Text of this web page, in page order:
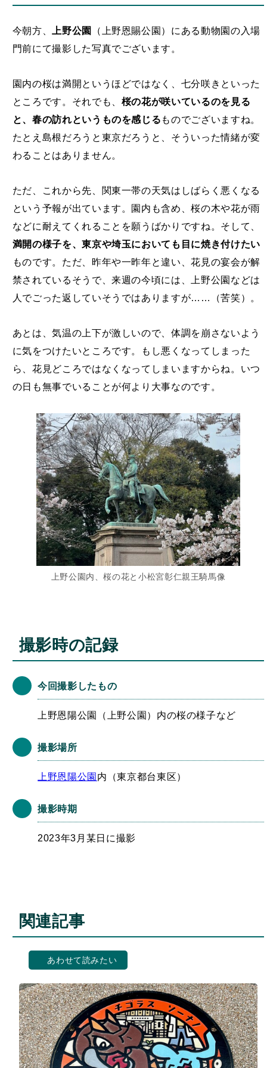
今朝方、 上野公園
（上野恩賜公園）にある動物園の入場
門前にて撮影した写真でございます。
園内の桜は満開というほどではなく、七分咲きといった
ところです。それでも、 桜の花が咲いているのを見る
と、春の訪れというものを感じる ものでございますね。
たとえ島根だろうと東京だろうと、そういった情緒が変
わることはありません。
ただ、これから先、関東一帯の天気はしばらく悪くなる
という予報が出ています。園内も含め、桜の木や花が雨
などに耐えてくれることを願うばかりですね。そして、
満開の様子を、東京や埼玉においても目に焼き付けたい
ものです。ただ、昨年や一昨年と違い、花見の宴会が解
禁されているそうで、来週の今頃には、上野公園などは
人でごった返していそうではありますが……（苦笑）。
あとは、気温の上下が激しいので、体調を崩さないよう
に気をつけたいところです。もし悪くなってしまった
ら、花見どころではなくなってしまいますからね。いつ
の日も無事でいることが何より大事なのです。
上野公園内、桜の花と小松宮彰仁親王騎馬像
撮影時の記録
今回撮影したもの
上野恩陽公園（上野公園）内の桜の様子など
撮影場所
上野恩陽公園 内（東京都台東区）
撮影時期
2023年3月某日に撮影
関連記事
あわせて読みたい